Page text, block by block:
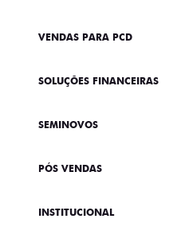
VENDAS PARA PCD
SOLUÇÕES FINANCEIRAS
SEMINOVOS
PÓS VENDAS
INSTITUCIONAL